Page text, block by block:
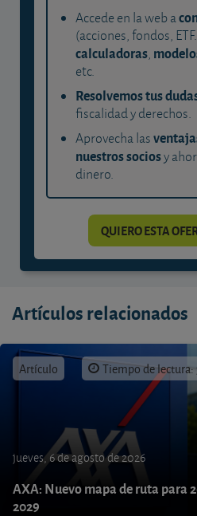
Accede en la web a
(acciones, fondos,
calculadoras,
etc.
Resolvemos tus
fiscalidad y derechos.
Aprovecha las
nuestros sociosy
dinero.
QUIERO ESTA
Artículos relacionados
Artículo Tiempo de
jueves, 6 de agosto de 2026
AXA: Nuevo mapa de ruta para
2029